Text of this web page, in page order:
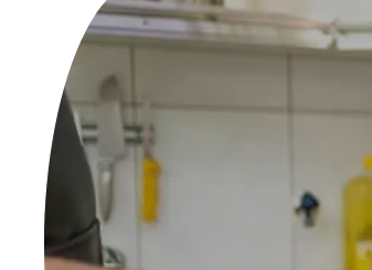
菜油
无麸质蛋黄酱